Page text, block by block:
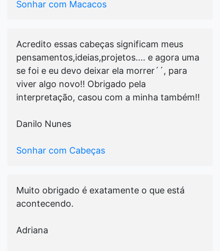
Sonhar com Macacos
Acredito essas cabeças significam meus
pensamentos,ideias,projetos.... e agora uma
se foi e eu devo deixar ela morrer´´, para
viver algo novo!! Obrigado pela
interpretação, casou com a minha também!!
Danilo Nunes
Sonhar com Cabeças
Muito obrigado é exatamente o que está
acontecendo.
Adriana